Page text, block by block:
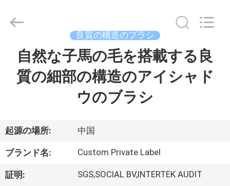
ダ
ク
ト
2017
Chanmy
Cosmetics
良質の構造のブラシ
自然な子馬の毛を搭載する良
質の細部の構造のアイシャド
ウのブラシ
起源の場所: 中国
ブランド名: Custom Private Label
証明: SGS,SOCIAL BV,INTERTEK AUDIT